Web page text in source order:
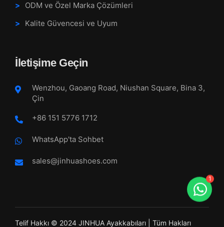
ODM ve Özel Marka Çözümleri
Kalite Güvencesi ve Uyum
İletişime Geçin
Wenzhou, Gaoang Road, Niushan Square, Bina 3,
Çin
+86 151 5776 1712
WhatsApp'ta Sohbet
sales@jinhuashoes.com
Telif Hakkı © 2024 JINHUA Ayakkabıları | Tüm Hakları
1